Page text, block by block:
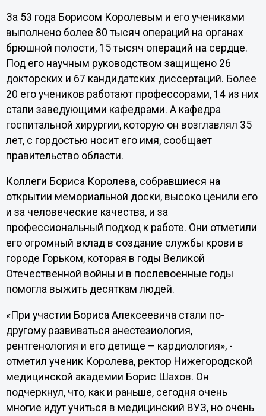
За 53 года Борисом Королевым и его учениками
выполнено более 80 тысяч операций на органах
брюшной полости, 15 тысяч операций на сердце.
Под его научным руководством защищено 26
докторских и 67 кандидатских диссертаций. Более
20 его учеников работают профессорами, 14 из них
стали заведующими кафедрами. А кафедра
госпитальной хирургии, которую он возглавлял 35
лет, с гордостью носит его имя, сообщает
правительство области.
Коллеги Бориса Королева, собравшиеся на
открытии мемориальной доски, высоко ценили его
и за человеческие качества, и за
профессиональный подход к работе. Они отметили
его огромный вклад в создание службы крови в
городе Горьком, которая в годы Великой
Отечественной войны и в послевоенные годы
помогла выжить десяткам людей.
«При участии Бориса Алексеевича стали по-
другому развиваться анестезиология,
рентгенология и его детище – кардиология», -
отметил ученик Королева, ректор Нижегородской
медицинской академии Борис Шахов. Он
подчеркнул, что, как и раньше, сегодня очень
многие идут учиться в медицинский ВУЗ, но очень